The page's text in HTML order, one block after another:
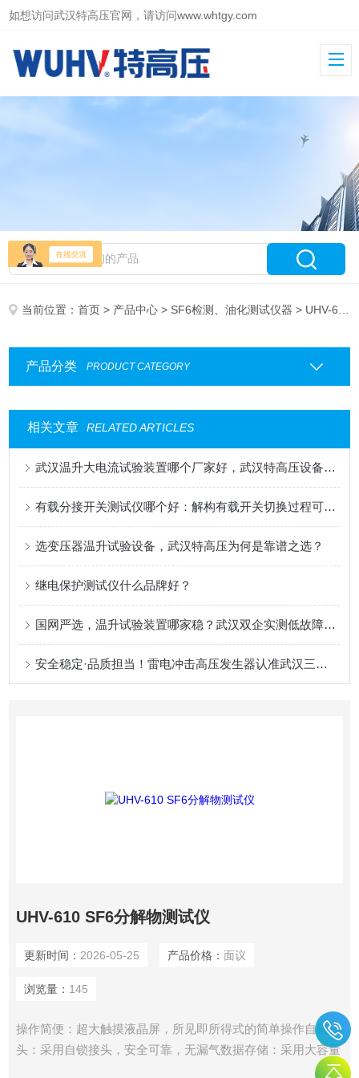
如想访问武汉特高压官网，请访问www.whtgy.com
当前位置：首页 > 产品中心 > SF6检测、油化测试仪器 > UHV-610 SF6分解物测试仪
产品分类 PRODUCT CATEGORY
相关文章 RELATED ARTICLES
武汉温升大电流试验装置哪个厂家好，武汉特高压设备配电温升检测适配分析
有载分接开关测试仪哪个好：解构有载开关切换过程可靠性测试的关键维度
选变压器温升试验设备，武汉特高压为何是靠谱之选？
继电保护测试仪什么品牌好？
国网严选，温升试验装置哪家稳？武汉双企实测低故障口碑实录
安全稳定·品质担当！雷电冲击高压发生器认准武汉三大企业
UHV-610 SF6分解物测试仪
更新时间： 2026-05-25 产品价格： 面议
浏览量： 145
操作简便：超大触摸液晶屏，所见即所得式的简单操作自锁接
头：采用自锁接头，安全可靠，无漏气数据存储：采用大容量